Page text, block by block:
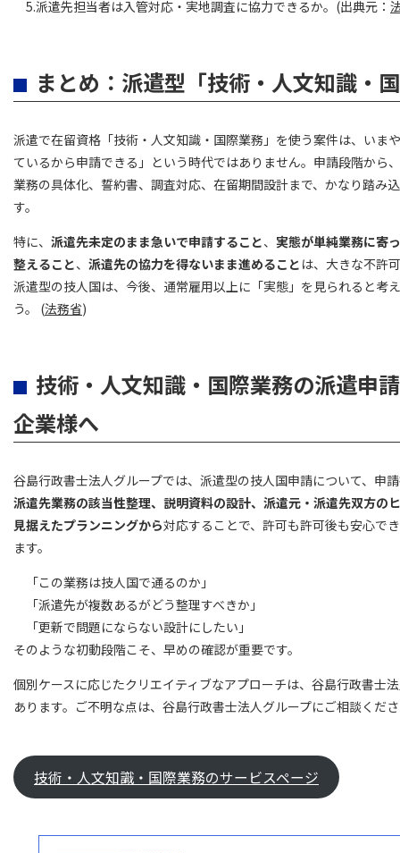
5.派遣先担当者は入管対応・実地調査に協力できるか。(出典元：
まとめ：派遣型「技術・人文知識・
派遣で在留資格「技術・人文知識・国際業務」を使う案件は、いま
ているから申請できる」という時代ではありません。申請段階から
業務の具体化、誓約書、調査対応、在留期間設計まで、かなり踏み
す。
特に、 派遣先未定のまま急いで申請すること、 実態が単純業務に寄
整えること、 派遣先の協力を得ないまま進めること は、大きな不許
派遣型の技人国は、今後、通常雇用以上に「実態」を見られると考
う。 (法務省)
技術・人文知識・国際業務の派遣申
企業様へ
谷島行政書士法人グループでは、派遣型の技人国申請について、申
派遣先業務の該当性整理、説明資料の設計、派遣元・派遣先双方の
見据えたプランニングから対応することで、許可も許可後も安心で
ます。
「この業務は技人国で通るのか」
「派遣先が複数あるがどう整理すべきか」
「更新で問題にならない設計にしたい」
そのような初動段階こそ、早めの確認が重要です。
個別ケースに応じたクリエイティブなアプローチは、谷島行政書士
あります。ご不明な点は、谷島行政書士法人グループにご相談くだ
技術・人文知識・国際業務のサービスページ